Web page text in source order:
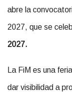
abre la
2027, que se
2027.
La FiM es una
dar visibilidad a